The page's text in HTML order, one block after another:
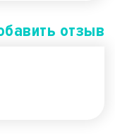
отзыв